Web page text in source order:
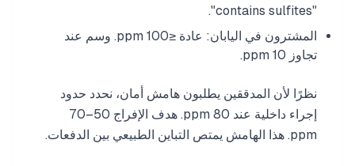
"contains sulfites".
المشترون في اليابان: عادة ≤100 ppm. وسم عند
تجاوز 10 ppm.
نظرًا لأن المدققين يطلبون هامش أمان، نحدد حدود
إجراء داخلية عند 80 ppm. هدف الإفراج 50–70
ppm. هذا الهامش يمتص التباين الطبيعي بين الدفعات.